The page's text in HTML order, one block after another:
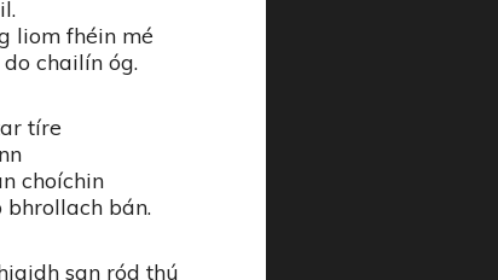
liom fhéin mé
chailín óg.
tíre
choíchin
bhrollach bán.
san ród thú